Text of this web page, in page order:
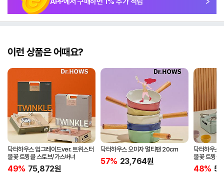
이런 상품은 어때요?
닥터하우스 업그레이드ver. 트위스터
불꽃 트윙클 스토브/가스버너
49% 75,872원
닥터하우스 오미자 멀티팬 20cm
57% 23,764원
닥터하우스
불꽃 트윙클
캠핑버너
48%